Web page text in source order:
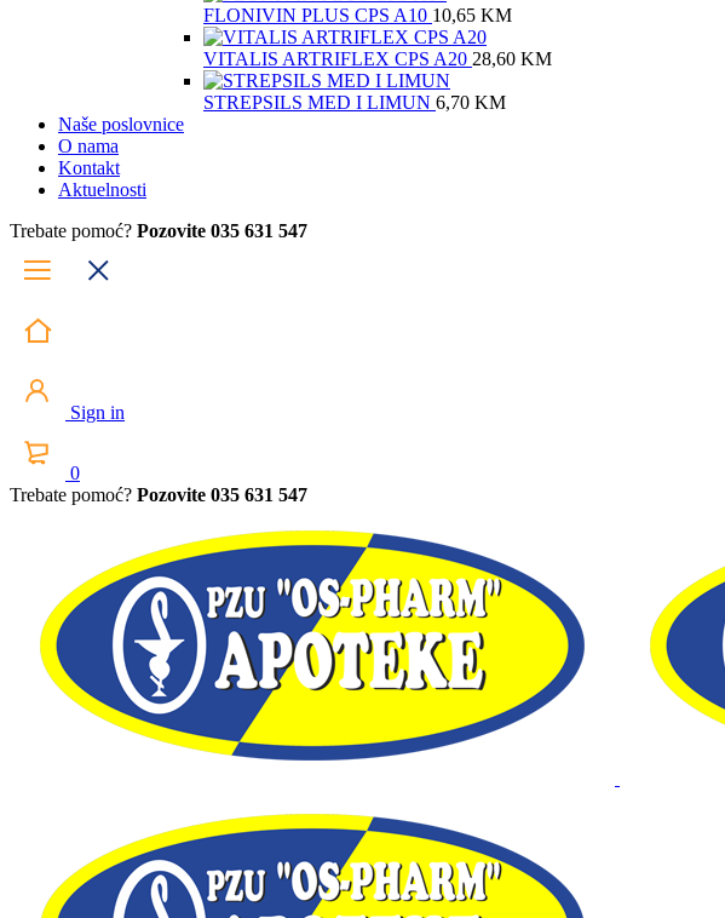
FLONIVIN PLUS CPS A10 10,65 KM
VITALIS ARTRIFLEX CPS A20 28,60 KM
STREPSILS MED I LIMUN 6,70 KM
Naše poslovnice
O nama
Kontakt
Aktuelnosti
Trebate pomoć? Pozovite 035 631 547
Sign in
0
Trebate pomoć? Pozovite 035 631 547